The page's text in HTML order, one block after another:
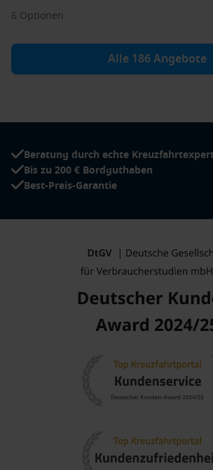
6 Optionen
Alle 186 Angebote
Beratung durch echte
Bis zu 200 € Bordguthaben
Best-Preis-Garantie